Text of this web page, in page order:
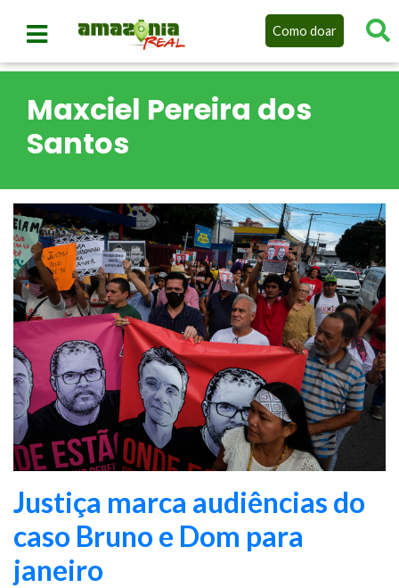
Como doar
Maxciel Pereira dos
Santos
Justiça marca audiências do
caso Bruno e Dom para
janeiro